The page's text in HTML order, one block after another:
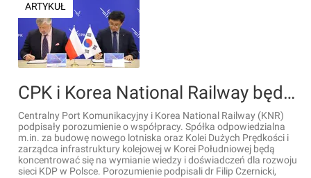
ARTYKUŁ
CPK i Korea National Railway będą współpracować w obszarze KDP w Polsce
Centralny Port Komunikacyjny i Korea National Railway (KNR)
podpisały porozumienie o współpracy. Spółka odpowiedzialna
m.in. za budowę nowego lotniska oraz Kolei Dużych Prędkości i
zarządca infrastruktury kolejowej w Korei Południowej będą
koncentrować się na wymianie wiedzy i doświadczeń dla rozwoju
sieci KDP w Polsce. Porozumienie podpisali dr Filip Czernicki,